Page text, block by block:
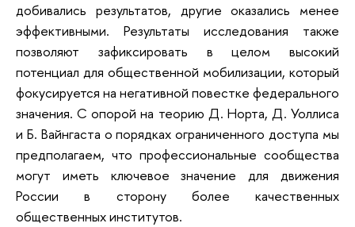
добивались результатов, другие оказались менее
эффективными. Результаты исследования также
позволяют зафиксировать в целом высокий
потенциал для общественной мобилизации, который
фокусируется на негативной повестке федерального
значения. С опорой на теорию Д. Норта, Д. Уоллиса
и Б. Вайнгаста о порядках ограниченного доступа мы
предполагаем, что профессиональные сообщества
могут иметь ключевое значение для движения
России в сторону более качественных
общественных институтов.